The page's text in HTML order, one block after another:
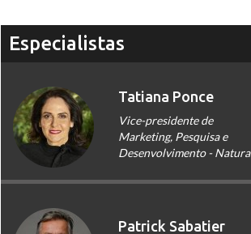
Especialistas
Tatiana Ponce
Vice-presidente de
Marketing, Pesquisa e
Desenvolvimento - Natura
Patrick Sabatier